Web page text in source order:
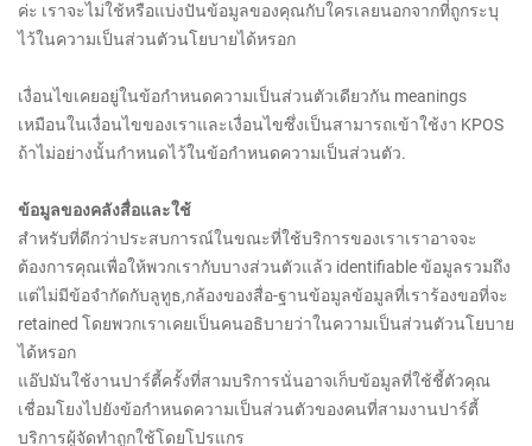
ค่ะ เราจะไม่ใช้หรือแบ่งปันข้อมูลของคุณกับใครเลยนอกจากที่ถูกระบุ
ไว้ในความเป็นส่วนตัวนโยบายได้หรอก
เงื่อนไขเคยอยู่ในข้อกำหนดความเป็นส่วนตัวเดียวกัน meanings
เหมือนในเงื่อนไขของเราและเงื่อนไขซึ่งเป็นสามารถเข้าใช้งา KPOS
ถ้าไม่อย่างนั้นกำหนดไว้ในข้อกำหนดความเป็นส่วนตัว.
ข้อมูลของคลังสื่อและใช้
สำหรับที่ดีกว่าประสบการณ์ในขณะที่ใช้บริการของเราเราอาจจะ
ต้องการคุณเพื่อให้พวกเรากับบางส่วนตัวแล้ว identifiable ข้อมูลรวมถึง
แต่ไม่มีข้อจำกัดกับลูทูธ,กล้องของสื่อ-ฐานข้อมูลข้อมูลที่เราร้องขอที่จะ
retained โดยพวกเราเคยเป็นคนอธิบายว่าในความเป็นส่วนตัวนโยบาย
ได้หรอก
แอ๊ปมันใช้งานปาร์ตี้ครั้งที่สามบริการนั่นอาจเก็บข้อมูลที่ใช้ชี้ตัวคุณ
เชื่อมโยงไปยังข้อกำหนดความเป็นส่วนตัวของคนที่สามงานปาร์ตี้
บริการผู้จัดทำถูกใช้โดยโปรแกร